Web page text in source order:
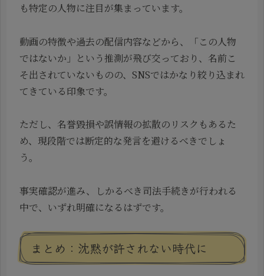
も特定の人物に注目が集まっています。
動画の特徴や過去の配信内容などから、「この人物
ではないか」という推測が飛び交っており、名前こ
そ出されていないものの、SNSではかなり絞り込まれ
てきている印象です。
ただし、名誉毀損や誤情報の拡散のリスクもあるた
め、現段階では断定的な発言を避けるべきでしょ
う。
事実確認が進み、しかるべき司法手続きが行われる
中で、いずれ明確になるはずです。
まとめ：沈黙が許されない時代に